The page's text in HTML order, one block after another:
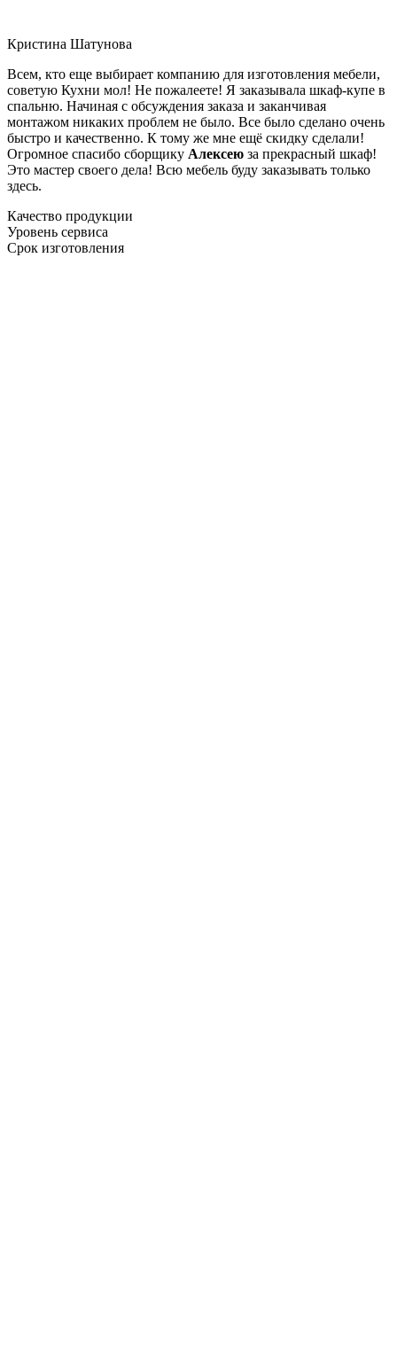
Кристина Шатунова
Всем, кто еще выбирает компанию для изготовления мебели,
советую Кухни мол! Не пожалеете! Я заказывала шкаф-купе в
спальню. Начиная с обсуждения заказа и заканчивая
монтажом никаких проблем не было. Все было сделано очень
быстро и качественно. К тому же мне ещё скидку сделали!
Огромное спасибо сборщику Алексею за прекрасный шкаф!
Это мастер своего дела! Всю мебель буду заказывать только
здесь.
Качество продукции
Уровень сервиса
Срок изготовления